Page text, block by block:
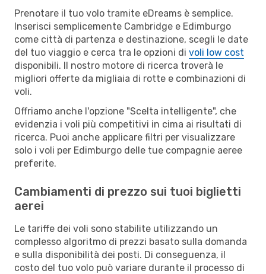
Prenotare il tuo volo tramite eDreams è semplice.
Inserisci semplicemente Cambridge e Edimburgo
come città di partenza e destinazione, scegli le date
del tuo viaggio e cerca tra le opzioni di voli low cost
disponibili. Il nostro motore di ricerca troverà le
migliori offerte da migliaia di rotte e combinazioni di
voli.
Offriamo anche l'opzione "Scelta intelligente", che
evidenzia i voli più competitivi in cima ai risultati di
ricerca. Puoi anche applicare filtri per visualizzare
solo i voli per Edimburgo delle tue compagnie aeree
preferite.
Cambiamenti di prezzo sui tuoi biglietti
aerei
Le tariffe dei voli sono stabilite utilizzando un
complesso algoritmo di prezzi basato sulla domanda
e sulla disponibilità dei posti. Di conseguenza, il
costo del tuo volo può variare durante il processo di